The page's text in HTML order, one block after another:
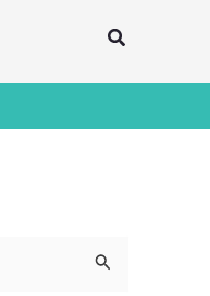
Rechercher